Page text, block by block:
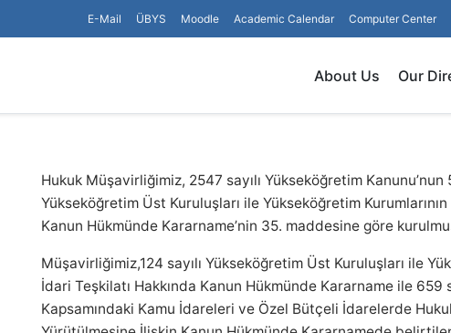
E-Mail ÜBYS Moodle Academic Calendar Computer Center
About Us Our
Hukuk Müşavirliğimiz, 2547 sayılı Yükseköğretim Kanunu’nun
Yükseköğretim Üst Kuruluşları ile Yükseköğretim
Kanun Hükmünde Kararname’nin 35. maddesine göre
Müşavirliğimiz,124 sayılı Yükseköğretim Üst Kuruluşları ile
İdari Teşkilatı Hakkında Kanun Hükmünde Kararname ile 659
Kapsamındaki Kamu İdareleri ve Özel Bütçeli İdarelerde